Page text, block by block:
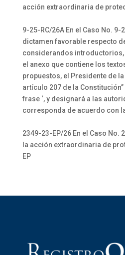
acción extraordinaria de
9-25-RC/26A En el Caso No. 9-
dictamen favorable respecto
considerandos introductorios,
el anexo que contiene los
propuestos, el Presidente de la
artículo 207 de la
frase ‘, y designará a las
corresponda de acuerdo con
2349-23-EP/26 En el Caso No.
la acción extraordinaria de
EP